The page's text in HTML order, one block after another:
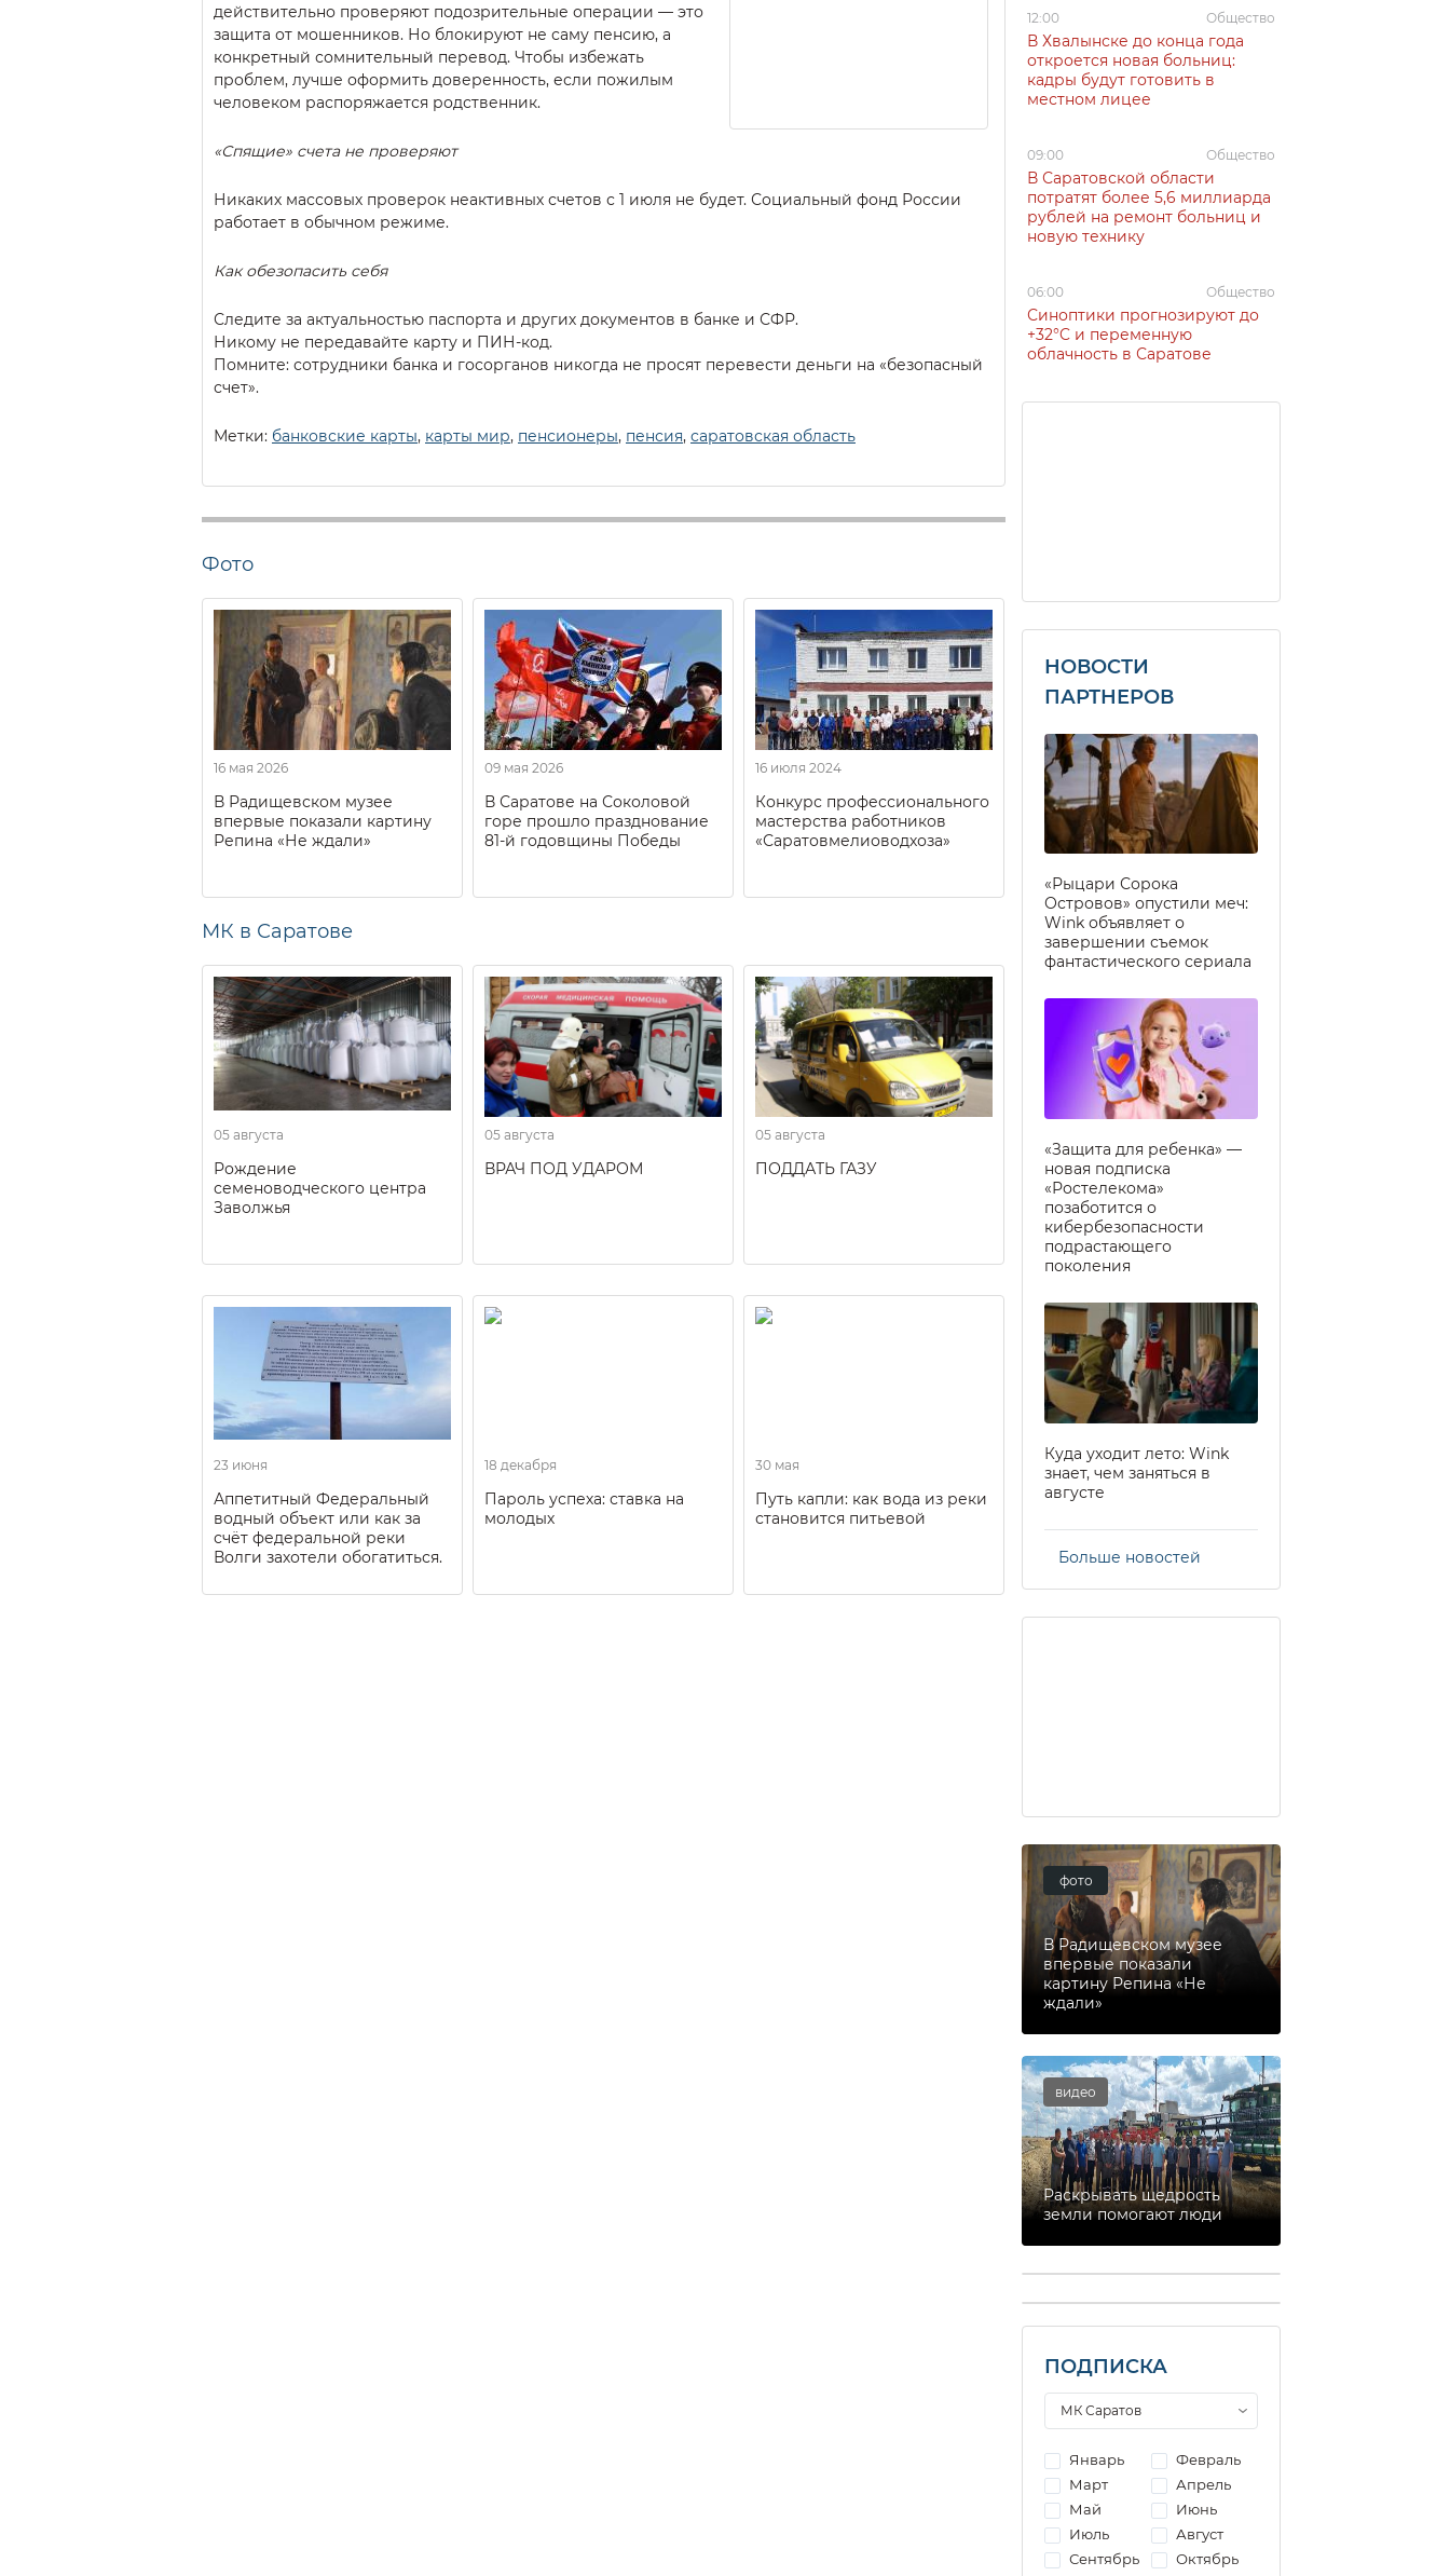
действительно проверяют подозрительные операции — это
защита от мошенников. Но блокируют не саму пенсию, а
конкретный сомнительный перевод. Чтобы избежать
проблем, лучше оформить доверенность, если пожилым
человеком распоряжается родственник.
«Спящие» счета не проверяют
Никаких массовых проверок неактивных счетов с 1 июля не будет. Социальный фонд России
работает в обычном режиме.
Как обезопасить себя
Следите за актуальностью паспорта и других документов в банке и СФР.
Никому не передавайте карту и ПИН-код.
Помните: сотрудники банка и госорганов никогда не просят перевести деньги на «безопасный
счет».
Метки: банковские карты, карты мир, пенсионеры, пенсия, саратовская область
Фото
16 мая 2026
В Радищевском музее
впервые показали картину
Репина «Не ждали»
09 мая 2026
В Саратове на Соколовой
горе прошло празднование
81-й годовщины Победы
16 июля 2024
Конкурс профессионального
мастерства работников
«Саратовмелиоводхоза»
МК в Саратове
05 августа
Рождение
семеноводческого центра
Заволжья
05 августа
ВРАЧ ПОД УДАРОМ
05 августа
ПОДДАТЬ ГАЗУ
23 июня
Аппетитный Федеральный
водный объект или как за
счёт федеральной реки
Волги захотели обогатиться.
18 декабря
Пароль успеха: ставка на
молодых
30 мая
Путь капли: как вода из реки
становится питьевой
12:00 Общество
В Хвалынске до конца года
откроется новая больниц:
кадры будут готовить в
местном лицее
09:00 Общество
В Саратовской области
потратят более 5,6 миллиарда
рублей на ремонт больниц и
новую технику
06:00 Общество
Синоптики прогнозируют до
+32°C и переменную
облачность в Саратове
НОВОСТИ
ПАРТНЕРОВ
«Рыцари Сорока
Островов» опустили меч:
Wink объявляет о
завершении съемок
фантастического сериала
«Защита для ребенка» —
новая подписка
«Ростелекома»
позаботится о
кибербезопасности
подрастающего
поколения
Куда уходит лето: Wink
знает, чем заняться в
августе
Больше новостей
фото
В Радищевском музее
впервые показали
картину Репина «Не
ждали»
видео
Раскрывать щедрость
земли помогают люди
ПОДПИСКА
Январь
Февраль
Март
Апрель
Май
Июнь
Июль
Август
Сентябрь
Октябрь